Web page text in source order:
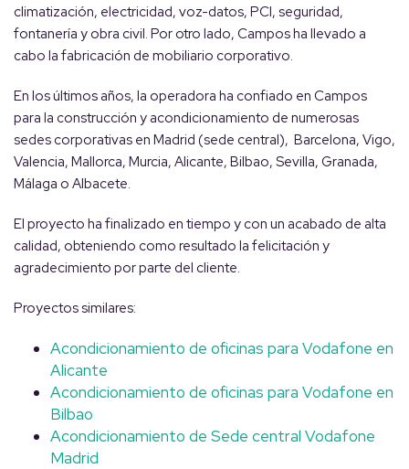
climatización, electricidad, voz-datos, PCI, seguridad,
fontanería y obra civil. Por otro lado, Campos ha llevado a
cabo la fabricación de mobiliario corporativo.
En los últimos años, la operadora ha confiado en Campos
para la construcción y acondicionamiento de numerosas
sedes corporativas en Madrid (sede central), Barcelona, Vigo,
Valencia, Mallorca, Murcia, Alicante, Bilbao, Sevilla, Granada,
Málaga o Albacete.
El proyecto ha finalizado en tiempo y con un acabado de alta
calidad, obteniendo como resultado la felicitación y
agradecimiento por parte del cliente.
Proyectos similares:
Acondicionamiento de oficinas para Vodafone en
Alicante
Acondicionamiento de oficinas para Vodafone en
Bilbao
Acondicionamiento de Sede central Vodafone
Madrid